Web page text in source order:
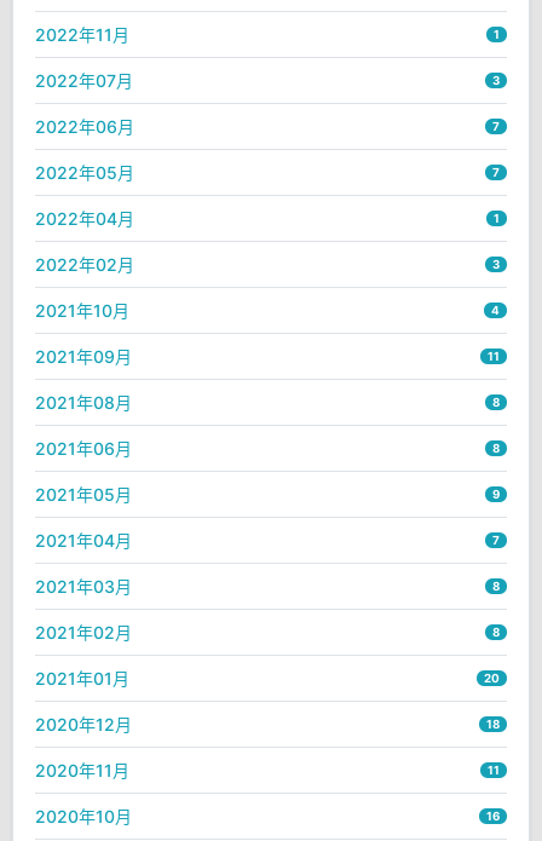
2022年11月 1
2022年07月 3
2022年06月 7
2022年05月 7
2022年04月 1
2022年02月 3
2021年10月 4
2021年09月 11
2021年08月 8
2021年06月 8
2021年05月 9
2021年04月 7
2021年03月 8
2021年02月 8
2021年01月 20
2020年12月 18
2020年11月 11
2020年10月 16